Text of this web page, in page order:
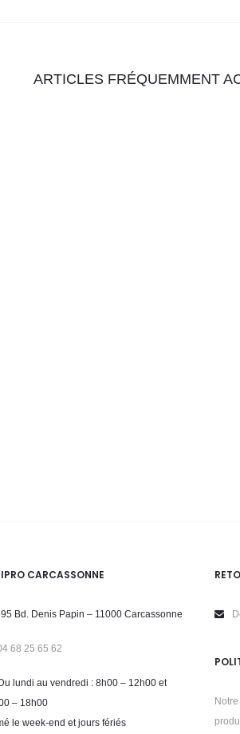
ARTICLES FRÉQUEMMENT
CARCASSONNE
Bd. Denis Papin – 11000 Carcassonne
68 25 65 62
Du lundi au vendredi : 8h00 – 12h00 et
– 18h00
le week-end et jours fériés